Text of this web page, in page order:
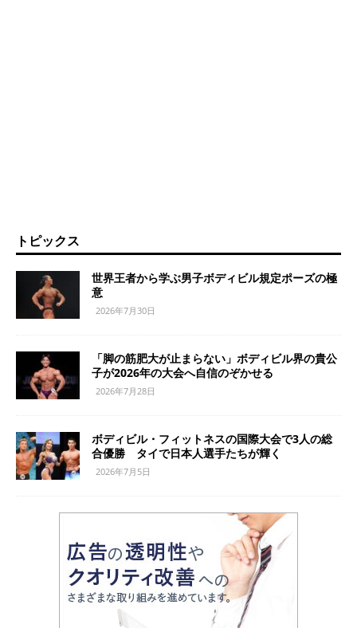
トピックス
世界王者から学ぶ男子ボディビル規定ポーズの極
意
2026年7月30日
「脚の筋肥大が止まらない」ボディビル界の貴公
子が2026年の大会へ自信のぞかせる
2026年7月28日
ボディビル・フィットネスの国際大会で3人の総
合優勝 タイで日本人選手たちが輝く
2026年7月5日